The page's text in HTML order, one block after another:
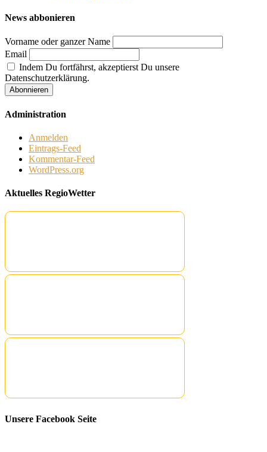
News abbonieren
Vorname oder ganzer Name
Email
Indem Du fortfährst, akzeptierst Du unsere
Datenschutzerklärung.
Administration
Anmelden
Eintrags-Feed
Kommentar-Feed
WordPress.org
Aktuelles RegioWetter
Unsere Facebook Seite